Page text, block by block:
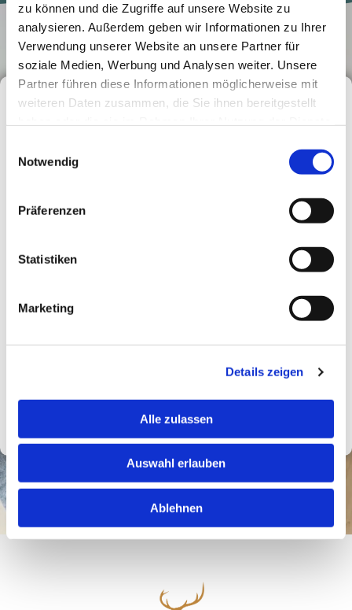
zu können und die Zugriffe auf unsere Website zu
analysieren. Außerdem geben wir Informationen zu Ihrer
Verwendung unserer Website an unsere Partner für
soziale Medien, Werbung und Analysen weiter. Unsere
Partner führen diese Informationen möglicherweise mit
weiteren Daten zusammen, die Sie ihnen bereitgestellt
Notwendig
Präferenzen
Statistiken
Marketing
Details zeigen
Alle zulassen
Auswahl erlauben
Ablehnen
Ihre Vorteileauf einen Blick: